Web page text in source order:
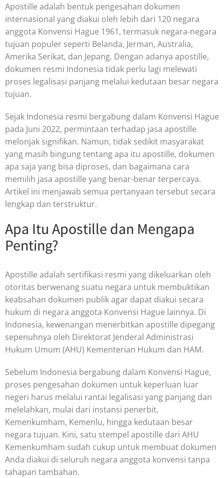
Apostille adalah bentuk pengesahan dokumen
internasional yang diakui oleh lebih dari 120 negara
anggota Konvensi Hague 1961, termasuk negara-negara
tujuan populer seperti Belanda, Jerman, Australia,
Amerika Serikat, dan Jepang. Dengan adanya apostille,
dokumen resmi Indonesia tidak perlu lagi melewati
proses legalisasi panjang melalui kedutaan besar negara
tujuan.
Sejak Indonesia resmi bergabung dalam Konvensi Hague
pada Juni 2022, permintaan terhadap jasa apostille
melonjak signifikan. Namun, tidak sedikit masyarakat
yang masih bingung tentang apa itu apostille, dokumen
apa saja yang bisa diproses, dan bagaimana cara
memilih jasa apostille yang benar-benar terpercaya.
Artikel ini menjawab semua pertanyaan tersebut secara
lengkap dan terstruktur.
Apa Itu Apostille dan Mengapa
Penting?
Apostille adalah sertifikasi resmi yang dikeluarkan oleh
otoritas berwenang suatu negara untuk membuktikan
keabsahan dokumen publik agar dapat diakui secara
hukum di negara anggota Konvensi Hague lainnya. Di
Indonesia, kewenangan menerbitkan apostille dipegang
sepenuhnya oleh Direktorat Jenderal Administrasi
Hukum Umum (AHU) Kementerian Hukum dan HAM.
Sebelum Indonesia bergabung dalam Konvensi Hague,
proses pengesahan dokumen untuk keperluan luar
negeri harus melalui rantai legalisasi yang panjang dan
melelahkan, mulai dari instansi penerbit,
Kemenkumham, Kemenlu, hingga kedutaan besar
negara tujuan. Kini, satu stempel apostille dari AHU
Kemenkumham sudah cukup untuk membuat dokumen
Anda diakui di seluruh negara anggota konvensi tanpa
tahapan tambahan.